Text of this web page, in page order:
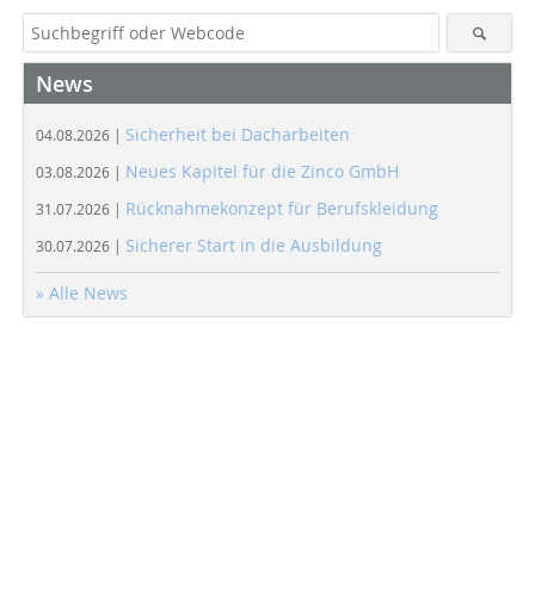
News
04.08.2026 | Sicherheit bei Dacharbeiten
03.08.2026 | Neues Kapitel für die Zinco GmbH
31.07.2026 | Rücknahmekonzept für Berufskleidung
30.07.2026 | Sicherer Start in die Ausbildung
» Alle News